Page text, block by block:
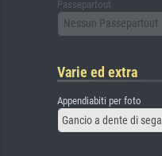
Passepartout
Nessun Passepartout
Varie ed extra
Appendiabiti per foto
Gancio a dente di sega